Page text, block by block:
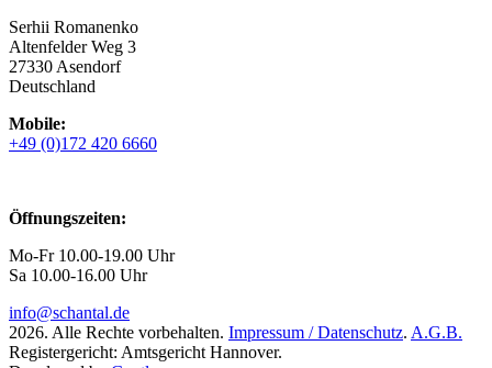
Serhii Romanenko
Altenfelder Weg 3
27330 Asendorf
Deutschland
Mobile:
+49 (0)172 420 6660
Öffnungszeiten:
Mo-Fr 10.00-19.00 Uhr
Sa 10.00-16.00 Uhr
info@schantal.de
2026. Alle Rechte vorbehalten. Impressum / Datenschutz. A.G.B.
Registergericht: Amtsgericht Hannover.